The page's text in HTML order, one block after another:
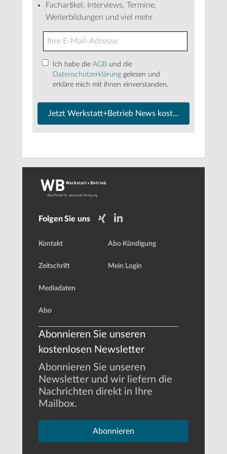
Fachartikel, Interviews, Termine,
Weiterbildungen und viel mehr
Ich habe die AGB und die
Datenschutzerklärung gelesen und
erkläre mich mit ihnen einverstanden.
Jetzt Werkstatt+Betrieb News kostenfrei
Folgen Sie uns
Kontakt
Zeitschrift
Mediadaten
Abo
Abo Kündigung
Mein Login
Abonnieren Sie unseren
kostenlosen Newsletter
Abonnieren Sie unseren
Newsletter und wir liefern die
Nachrichten direkt in Ihre
Mailbox.
Abonnieren